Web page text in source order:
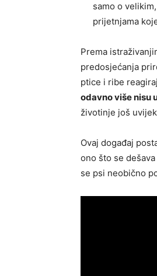
samo o
prijetnjama
Prema
predosjećanja
ptice i ribe
odavno više nisu
životinje još
Ovaj događaj
ono što se
se psi neobično